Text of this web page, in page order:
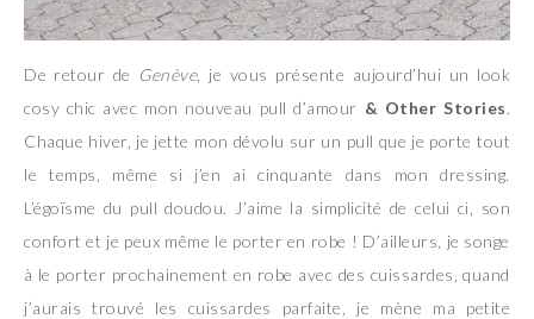
De retour de Genève, je vous présente aujourd’hui un look
cosy chic avec mon nouveau pull d’amour & Other Stories.
Chaque hiver, je jette mon dévolu sur un pull que je porte tout
le temps, même si j’en ai cinquante dans mon dressing.
L’égoïsme du pull doudou. J’aime la simplicité de celui ci, son
confort et je peux même le porter en robe ! D’ailleurs, je songe
à le porter prochainement en robe avec des cuissardes, quand
j’aurais trouvé les cuissardes parfaite, je mène ma petite